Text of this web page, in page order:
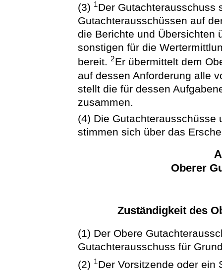
(3) 1Der Gutachterausschuss
Gutachterausschüssen auf
die Berichte und Übersichten
sonstigen für die
bereit.2Er übermittelt dem
auf dessen Anforderung alle
stellt die für dessen
zusammen.
(4) Die Gutachterausschüsse
stimmen sich über das
Oberer
Zuständigkeit des
(1) Der Obere
Gutachterausschuss für
(2) 1Der Vorsitzende oder ein